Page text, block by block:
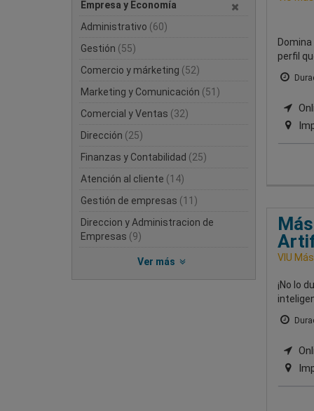
Empresa y Economía
Administrativo (60)
Gestión (55)
Comercio y márketing (52)
Marketing y Comunicación (51)
Comercial y Ventas (32)
Dirección (25)
Finanzas y Contabilidad (25)
Atención al cliente (14)
Gestión de empresas (11)
Direccion y Administracion de
Empresas (9)
Ver más
perfil
VIU
¡No lo